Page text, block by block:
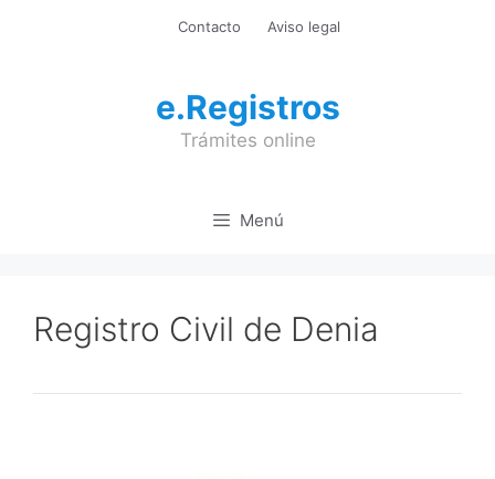
Contacto Aviso legal
e.Registros
Trámites online
Menú
Registro Civil de Denia